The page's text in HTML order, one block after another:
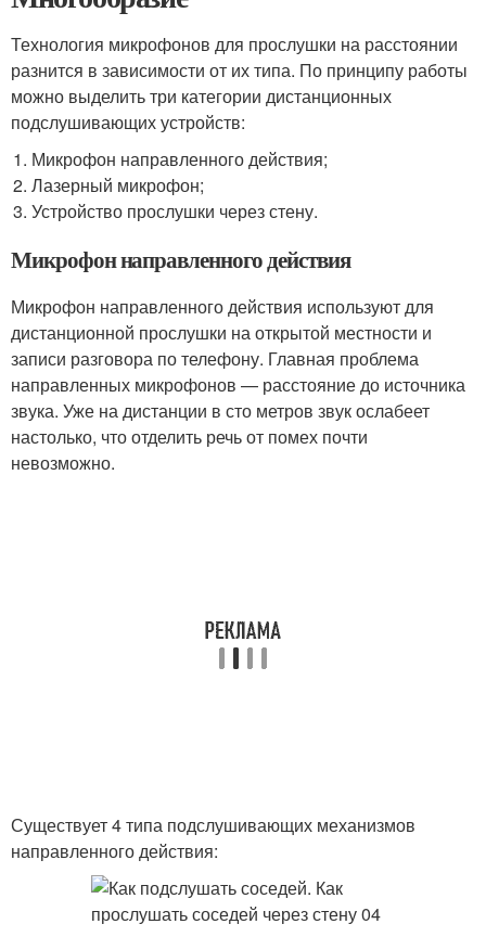
Технология микрофонов для прослушки на расстоянии
разнится в зависимости от их типа. По принципу работы
можно выделить три категории дистанционных
подслушивающих устройств:
Микрофон направленного действия;
Лазерный микрофон;
Устройство прослушки через стену.
Микрофон направленного действия
Микрофон направленного действия используют для
дистанционной прослушки на открытой местности и
записи разговора по телефону. Главная проблема
направленных микрофонов — расстояние до источника
звука. Уже на дистанции в сто метров звук ослабеет
настолько, что отделить речь от помех почти
невозможно.
Существует 4 типа подслушивающих механизмов
направленного действия: